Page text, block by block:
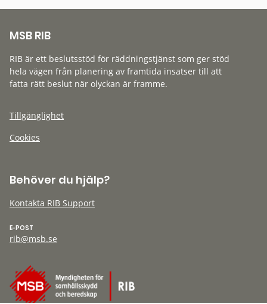
MSB RIB
RIB är ett beslutsstöd för räddningstjänst som ger stöd
hela vägen från planering av framtida insatser till att
fatta rätt beslut när olyckan är framme.
Tillgänglighet
Cookies
Behöver du hjälp?
Kontakta RIB Support
E-POST
rib@msb.se